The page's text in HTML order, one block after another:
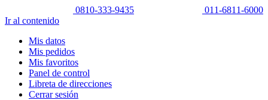
0810-333-9435
011-6811-6000
Ir al contenido
Mis datos
Mis pedidos
Mis favoritos
Panel de control
Libreta de direcciones
Cerrar sesión